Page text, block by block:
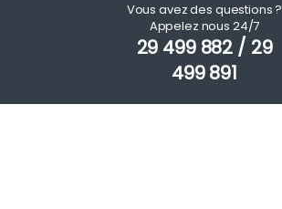
Vous avez des questions ?
Appelez nous 24/7
29 499 882 / 29
499 891